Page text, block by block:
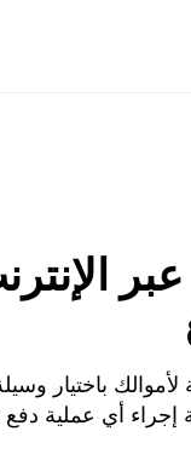
باختيار
إجراء أي عملية